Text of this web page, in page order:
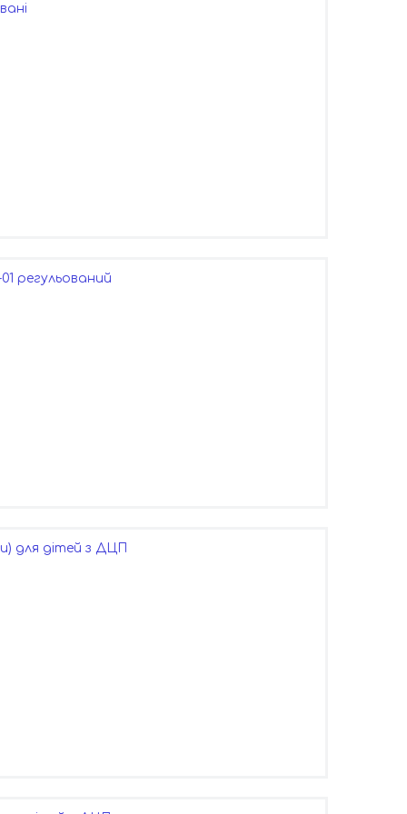
регульований
для дітей з ДЦП